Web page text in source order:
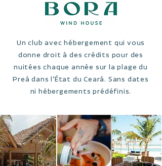
Un club avec hébergement qui vous
donne droit à des crédits pour des
nuitées chaque année sur la plage du
Preá dans l’État du Ceará. Sans dates
ni hébergements prédéfinis.